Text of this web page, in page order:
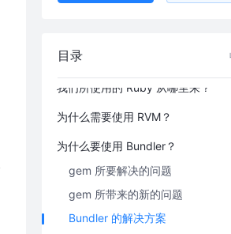
目录
TLDR
我们所使用的 Ruby 从哪里来？
为什么需要使用 RVM？
为什么要使用 Bundler？
gem 所要解决的问题
gem 所带来的新的问题
Bundler 的解决方案